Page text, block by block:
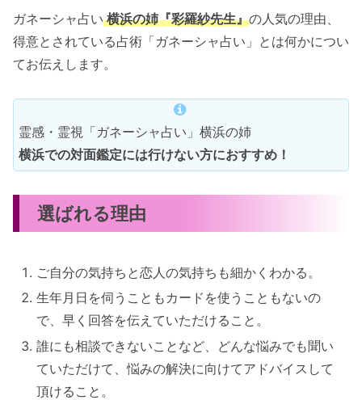
オンライン鑑定はスマホがあればOK
オンライン鑑定の特徴
対面鑑定ランドマークプラザのエントランス
ガネーシャ占い横浜の姉『彩羅紗先生』の人気の理由、
得意とされている占術「ガネーシャ占い」とは何かについ
てお伝えします。
霊感・霊視「ガネーシャ占い」横浜の姉
横浜での対面鑑定には行けない方におすすめ！
選ばれる理由
ご自分の気持ちと恋人の気持ちも細かくわかる。
生年月日を伺うこともカードを使うこともないの
で、早く回答を伝えていただけること。
誰にも相談できないことなど、どんな悩みでも聞い
ていただけて、悩みの解決に向けてアドバイスして
頂けること。